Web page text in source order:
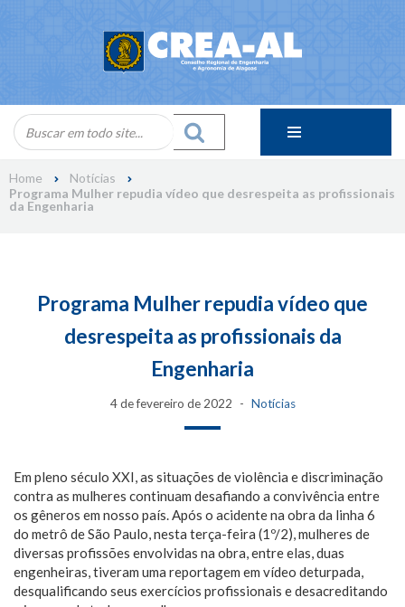
Home
Notícias
Programa Mulher repudia vídeo que desrespeita as profissionais
da Engenharia
Programa Mulher repudia vídeo que
desrespeita as profissionais da
Engenharia
4 de fevereiro de 2022 Notícias
Em pleno século XXI, as situações de violência e discriminação
contra as mulheres continuam desafiando a convivência entre
os gêneros em nosso país. Após o acidente na obra da linha 6
do metrô de São Paulo, nesta terça-feira (1º/2), mulheres de
diversas profissões envolvidas na obra, entre elas, duas
engenheiras, tiveram uma reportagem em vídeo deturpada,
desqualificando seus exercícios profissionais e desacreditando